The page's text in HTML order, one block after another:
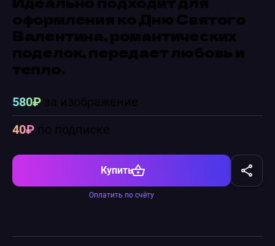
оформления ко Дню Святого
Валентина, романтических
поделок, передает любовь и
тепло.
580₽за изображение
40₽по подписке
Купить
Оплатить по счёту